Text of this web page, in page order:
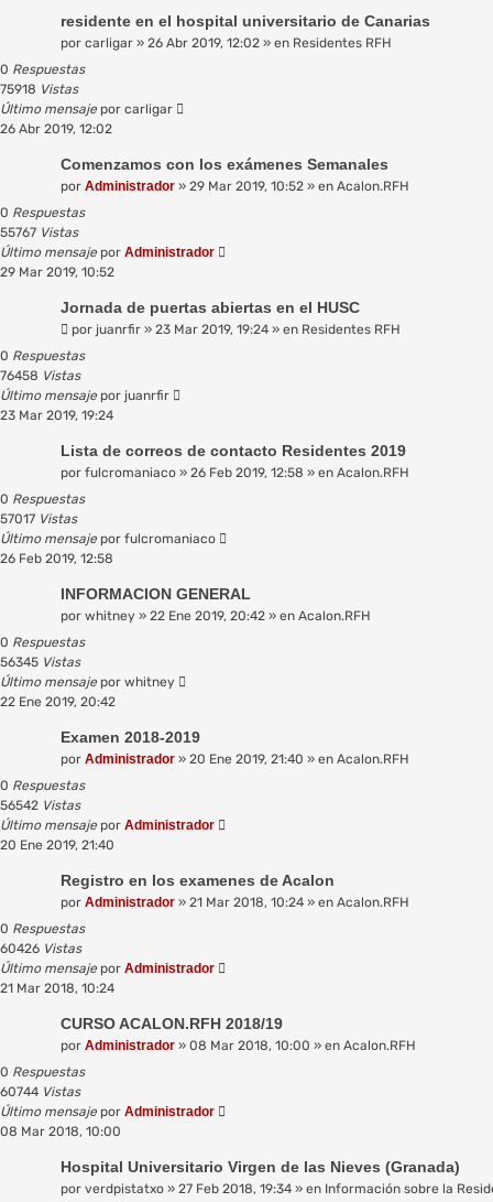
residente en el hospital universitario de Canarias
por carligar » 26 Abr 2019, 12:02 » en Residentes RFH
0 Respuestas
75918 Vistas
Último mensaje por carligar
26 Abr 2019, 12:02
Comenzamos con los exámenes Semanales
por Administrador » 29 Mar 2019, 10:52 » en Acalon.RFH
0 Respuestas
55767 Vistas
Último mensaje por Administrador
29 Mar 2019, 10:52
Jornada de puertas abiertas en el HUSC
por juanrfir » 23 Mar 2019, 19:24 » en Residentes RFH
0 Respuestas
76458 Vistas
Último mensaje por juanrfir
23 Mar 2019, 19:24
Lista de correos de contacto Residentes 2019
por fulcromaniaco » 26 Feb 2019, 12:58 » en Acalon.RFH
0 Respuestas
57017 Vistas
Último mensaje por fulcromaniaco
26 Feb 2019, 12:58
INFORMACION GENERAL
por whitney » 22 Ene 2019, 20:42 » en Acalon.RFH
0 Respuestas
56345 Vistas
Último mensaje por whitney
22 Ene 2019, 20:42
Examen 2018-2019
por Administrador » 20 Ene 2019, 21:40 » en Acalon.RFH
0 Respuestas
56542 Vistas
Último mensaje por Administrador
20 Ene 2019, 21:40
Registro en los examenes de Acalon
por Administrador » 21 Mar 2018, 10:24 » en Acalon.RFH
0 Respuestas
60426 Vistas
Último mensaje por Administrador
21 Mar 2018, 10:24
CURSO ACALON.RFH 2018/19
por Administrador » 08 Mar 2018, 10:00 » en Acalon.RFH
0 Respuestas
60744 Vistas
Último mensaje por Administrador
08 Mar 2018, 10:00
Hospital Universitario Virgen de las Nieves (Granada)
por verdpistatxo » 27 Feb 2018, 19:34 » en Información sobre la